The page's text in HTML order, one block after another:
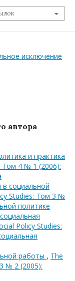
исключение
автора
и практика
Том 4 № 1 (2006):
социальной
Studies: Том 3 №
политике
Policy Studies:
работы , The
№ 2 (2005):